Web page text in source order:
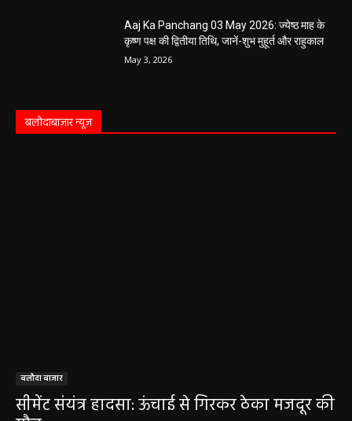
Aaj Ka Panchang 03 May 2026: ज्येष्ठ माह के
कृष्ण पक्ष की द्वितीया तिथि, जानें-शुभ मुहूर्त और राहुकाल
May 3, 2026
बलौदाबाज़ार न्यूज़
बलौदा बाजार
सीमेंट संयंत्र हादसा: ऊंचाई से गिरकर ठेका मजदूर की